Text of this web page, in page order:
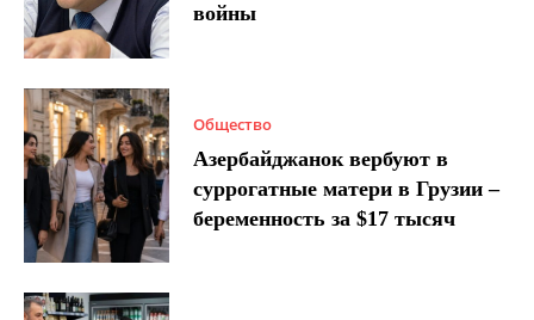
войны
Общество
Азербайджанок вербуют в
суррогатные матери в Грузии –
беременность за $17 тысяч